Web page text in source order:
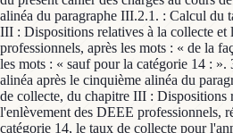
alinéa du paragraphe III.2.1. : Calcul du
III : Dispositions relatives à la collecte et
professionnels, après les mots : « de la
les mots : « sauf pour la catégorie 14 : ».
alinéa après le cinquième alinéa du
de collecte, du chapitre III : Dispositions
l'enlèvement des DEEE professionnels,
catégorie 14, le taux de collecte pour